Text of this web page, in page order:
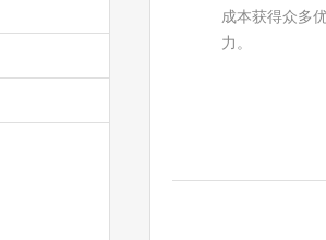
成本获得众多
力。